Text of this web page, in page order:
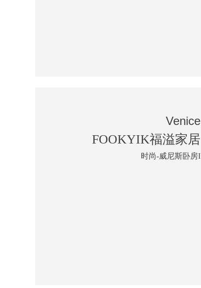
Venice
FOOKYIK福溢家居
时尚-威尼斯卧房I